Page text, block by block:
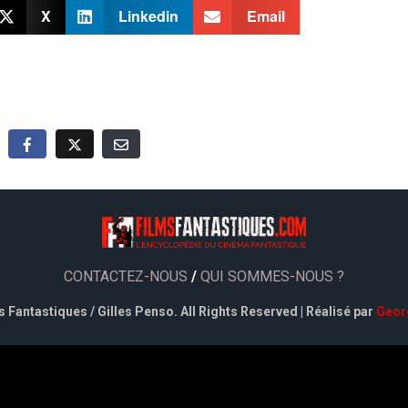
X Linkedin Email
CONTACTEZ-NOUS / QUI SOMMES-NOUS ?
Fantastiques / Gilles Penso. All Rights Reserved | Réalisé par